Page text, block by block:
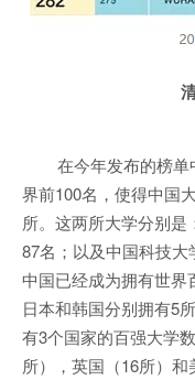
在今年发布的榜单
界前100名，使得中国
所。这两所大学分别
87名；以及中国科技大
中国已经成为拥有世界
日本和韩国分别拥有5
有3个国家的百强大学
所），英国（16所）和